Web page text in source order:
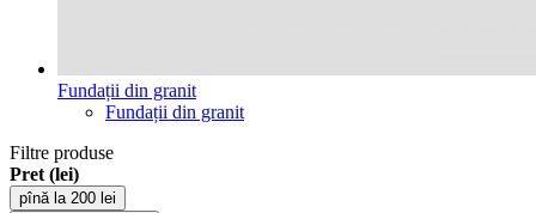
Fundații din granit
Fundații din granit
Filtre produse
Pret (lei)
pînă la 200 lei